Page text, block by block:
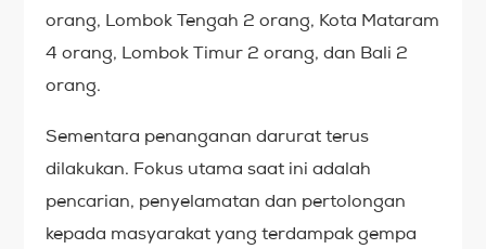
orang, Lombok Tengah 2 orang, Kota Mataram
4 orang, Lombok Timur 2 orang, dan Bali 2
orang.
Sementara penanganan darurat terus
dilakukan. Fokus utama saat ini adalah
pencarian, penyelamatan dan pertolongan
kepada masyarakat yang terdampak gempa